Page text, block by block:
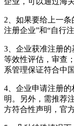
2、如果要给上一
注册企业”和“自行
3、企业获准注册
等效性评估，审查
系管理保证符合中
4、企业申请注册
明。另外，需推荐
方符合性声明，官